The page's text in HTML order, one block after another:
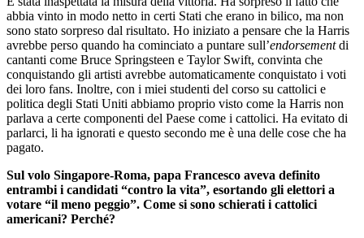
abbia vinto in modo netto in certi Stati che erano in bilico, ma non
sono stato sorpreso dal risultato. Ho iniziato a pensare che la Harris
avrebbe perso quando ha cominciato a puntare sull’endorsementdi
cantanti come Bruce Springsteen e Taylor Swift, convinta che
conquistando gli artisti avrebbe automaticamente conquistato i voti
dei loro fans. Inoltre, con i miei studenti del corso su cattolici e
politica degli Stati Uniti abbiamo proprio visto come la Harris non
parlava a certe componenti del Paese come i cattolici. Ha evitato di
parlarci, li ha ignorati e questo secondo me è una delle cose che ha
pagato.
Sul volo Singapore-Roma, papa Francesco aveva definito
entrambi i candidati “contro la vita”, esortando gli elettori a
votare “il meno peggio”. Come si sono schierati i cattolici
americani? Perché?